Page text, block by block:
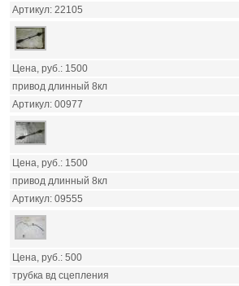
22105
1500
привод длинный 8кл
00977
1500
привод длинный 8кл
09555
500
трубка вд сцепления